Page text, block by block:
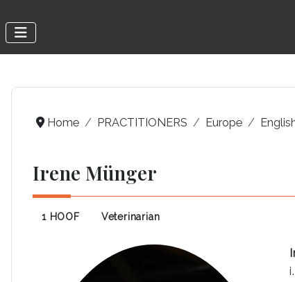
Home PRACTITIONERS Europe
Irene Münger
1 HOOF Veterinarian